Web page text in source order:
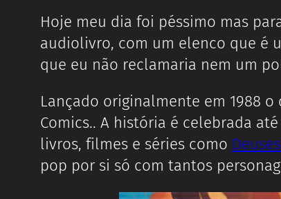
Hoje meu dia foi péssimo mas
audiolivro, com um elenco que é
que eu não reclamaria nem um
Lançado originalmente em 1988
Comics.. A história é celebrada
livros, filmes e séries como
pop por si só com tantos